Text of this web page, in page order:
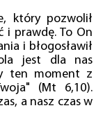
który pozwolił
i prawdę. To On
i błogosławił
jest dla nas
ten moment z
(Mt 6,10).
a nasz czas w